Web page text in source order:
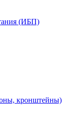
(ИБП)
кронштейны)